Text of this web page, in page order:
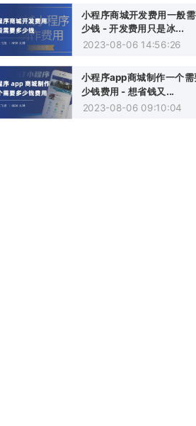
小程序商城开发费用一般
少钱 - 开发费用只是冰...
2023-08-06 14:56:26
小程序app商城制作一个需
少钱费用 - 想省钱又...
2023-08-06 09:10:04